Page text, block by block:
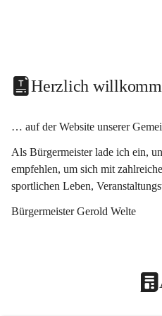
Herzlich
… auf der Website unserer
Als Bürgermeister lade ich ein,
empfehlen, um sich mit
sportlichen Leben,
Bürgermeister Gerold Welte